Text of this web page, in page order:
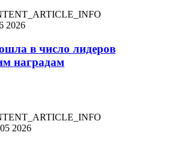
2026
в число лидеров
наградам
2026